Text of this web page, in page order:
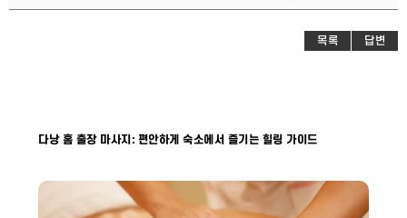
목록 답변
다낭 홈 출장 마사지: 편안하게 숙소에서 즐기는 힐링 가이드